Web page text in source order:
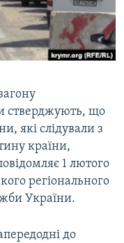
стверджують, що
які слідували з
країни,
1 лютого
регіонального
України.
до